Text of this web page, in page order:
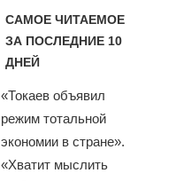
САМОЕ ЧИТАЕМОЕ
ЗА ПОСЛЕДНИЕ 10
ДНЕЙ
«Токаев объявил
режим тотальной
экономии в стране».
«Хватит мыслить